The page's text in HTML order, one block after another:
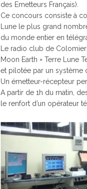
des Emetteurs Français).
Ce concours consiste à
Lune le plus grand
du monde entier en
Le radio club de
Moon Earth = Terre Lune
et pilotée par un système
Un émetteur-récepteur
A partir de 1h du matin,
le renfort d’un opérateur